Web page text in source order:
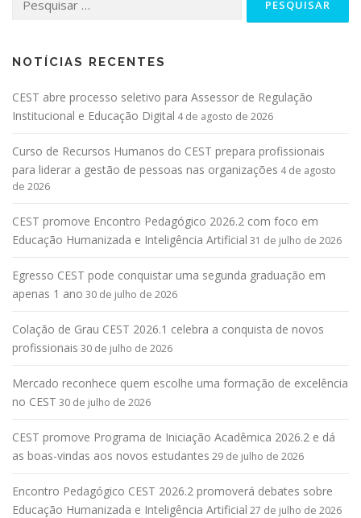
NOTÍCIAS RECENTES
CEST abre processo seletivo para Assessor de Regulação
Institucional e Educação Digital 4 de agosto de 2026
Curso de Recursos Humanos do CEST prepara profissionais
para liderar a gestão de pessoas nas organizações 4 de agosto
de 2026
CEST promove Encontro Pedagógico 2026.2 com foco em
Educação Humanizada e Inteligência Artificial 31 de julho de 2026
Egresso CEST pode conquistar uma segunda graduação em
apenas 1 ano 30 de julho de 2026
Colação de Grau CEST 2026.1 celebra a conquista de novos
profissionais 30 de julho de 2026
Mercado reconhece quem escolhe uma formação de excelência
no CEST 30 de julho de 2026
CEST promove Programa de Iniciação Acadêmica 2026.2 e dá
as boas-vindas aos novos estudantes 29 de julho de 2026
Encontro Pedagógico CEST 2026.2 promoverá debates sobre
Educação Humanizada e Inteligência Artificial 27 de julho de 2026